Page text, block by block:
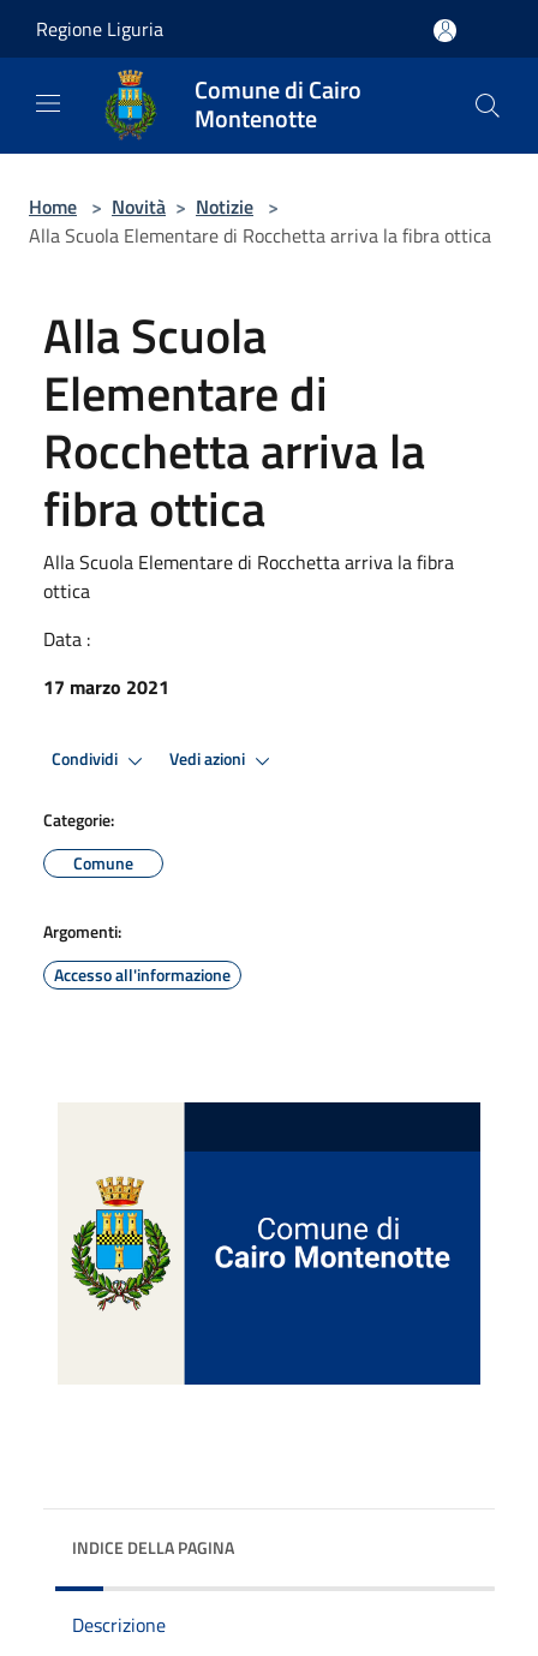
Regione Liguria
Comune di Cairo
Montenotte
Home > Novità > Notizie >
Alla Scuola Elementare di Rocchetta arriva la fibra ottica
Alla Scuola
Elementare di
Rocchetta arriva la
fibra ottica
Alla Scuola Elementare di Rocchetta arriva la fibra
ottica
Data :
17 marzo 2021
Condividi Vedi azioni
Categorie:
Comune
Argomenti:
Accesso all'informazione
INDICE DELLA PAGINA
Descrizione